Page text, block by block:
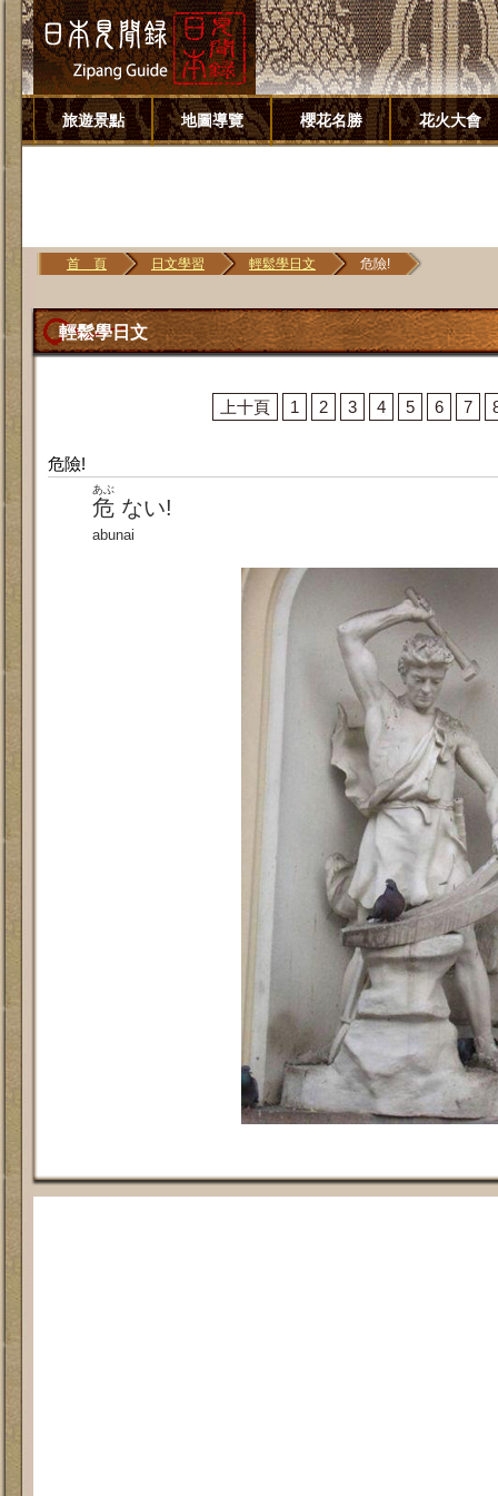
旅遊景點 地圖導覽 櫻花名勝 花火大會
首 頁 日文學習 輕鬆學日文 危險!
輕鬆學日文
上十頁 1 2 3 4 5 6 7
危險!
危
あぶ
ない!
abunai